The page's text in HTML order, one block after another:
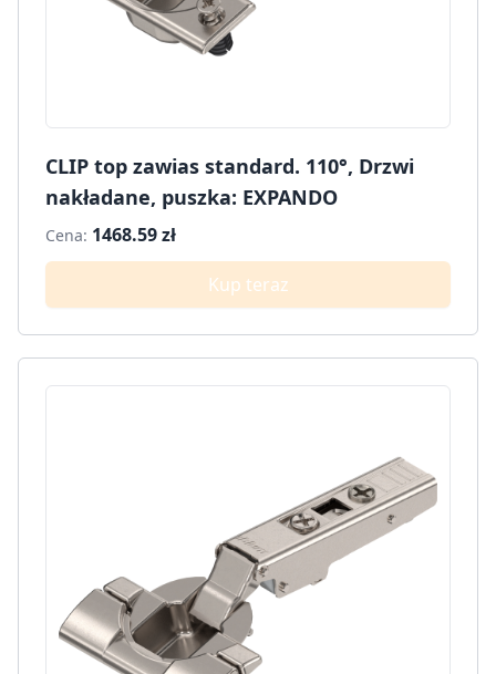
CLIP top zawias standard. 110°, Drzwi
nakładane, puszka: EXPANDO
Cena: 1468.59 zł
Kup teraz